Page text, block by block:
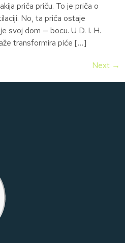
priča priču. To je priča o
No, ta priča ostaje
svoj dom — bocu. U D. I. H.
transformira piće […]
Next →